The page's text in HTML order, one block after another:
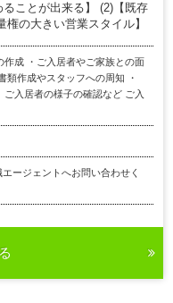
ことが出来る】 (2)【既存
の大きい営業スタイル】
作成 ・ご入居者やご家族との面
類作成やスタッフへの周知 ・
入居者の様子の確認など ご入
ージェントへお問い合わせく